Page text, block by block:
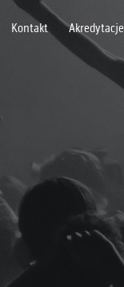
Kontakt Akredytacje